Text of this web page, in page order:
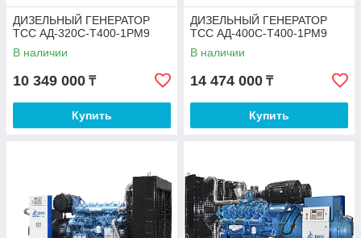
ДИЗЕЛЬНЫЙ ГЕНЕРАТОР
ТСС АД-320С-Т400-1РМ9
В наличии
10 349 000 ₸
Купить
ДИЗЕЛЬНЫЙ ГЕНЕРАТОР
ТСС АД-400С-Т400-1РМ9
В наличии
14 474 000 ₸
Купить